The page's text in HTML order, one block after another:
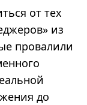
от тех
» из
провалили
до